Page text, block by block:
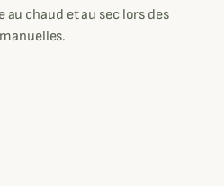
chaud et au sec lors des